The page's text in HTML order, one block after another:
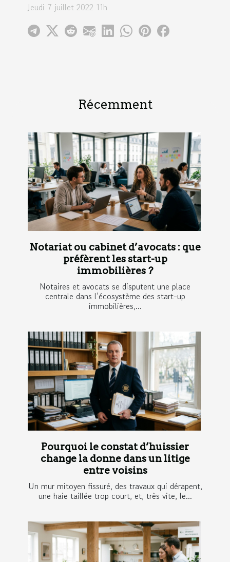
Jeudi 7 juillet 2022 11h
Récemment
Notariat ou cabinet d’avocats : que
préfèrent les start-up
immobilières ?
Notaires et avocats se disputent une place
centrale dans l’écosystème des start-up
immobilières,...
Pourquoi le constat d’huissier
change la donne dans un litige
entre voisins
Un mur mitoyen fissuré, des travaux qui dérapent,
une haie taillée trop court, et, très vite, le...